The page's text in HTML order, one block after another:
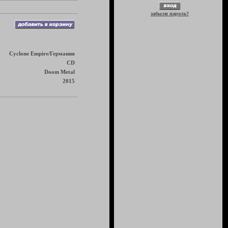
Cyclone Empire/Германия
CD
Doom Metal
2015
забыли пароль?